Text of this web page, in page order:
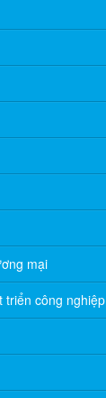
mại
triển công nghiệp